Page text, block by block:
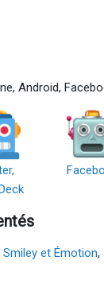
Android,
Smiley et Émotion,